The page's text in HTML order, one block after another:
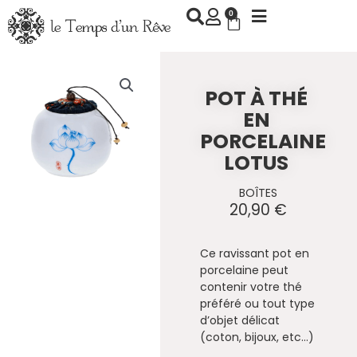
Aller
au
contenu
0
Panier
POT À THÉ
EN
PORCELAINE
LOTUS
BOÎTES
20,90 €
Ce ravissant pot en
porcelaine peut
contenir votre thé
préféré ou tout type
d’objet délicat
(coton, bijoux, etc…)